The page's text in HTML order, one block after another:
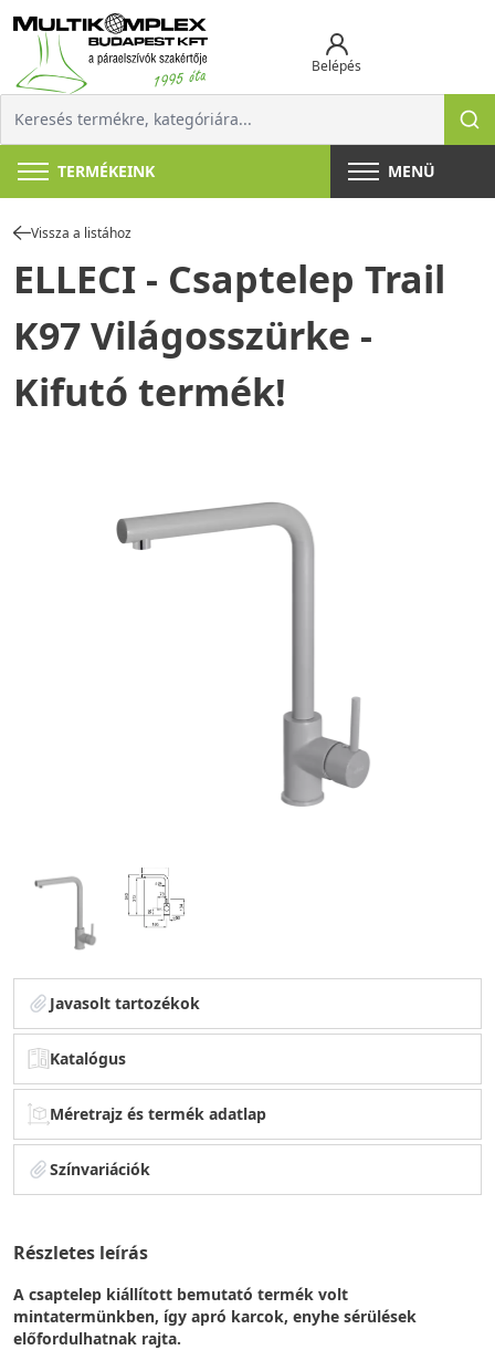
Belépés
TERMÉKEINK MENÜ
Vissza a listához
ELLECI - Csaptelep Trail
K97 Világosszürke -
Kifutó termék!
Javasolt tartozékok
Katalógus
Méretrajz és termék adatlap
Színvariációk
Részletes leírás
A csaptelep kiállított bemutató termék volt
mintatermünkben, így apró karcok, enyhe sérülések
előfordulhatnak rajta.